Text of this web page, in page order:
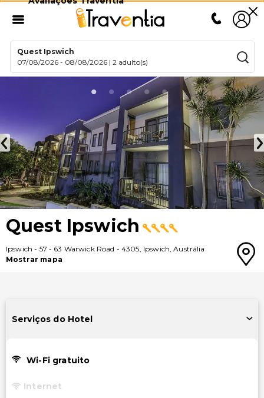
Quest Ipswich
07/08/2026 - 08/08/2026 |2 adulto(s)
Quest Ipswich
Ipswich - 57 - 63 Warwick Road - 4305, Ipswich,Austrália
Mostrar mapa
Serviços do Hotel
Wi-Fi gratuito
Internet